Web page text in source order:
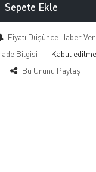
Sepete Ekle
Fiyatı Düşünce Haber Ver
İade Bilgisi:
Bu Ürünü Paylaş